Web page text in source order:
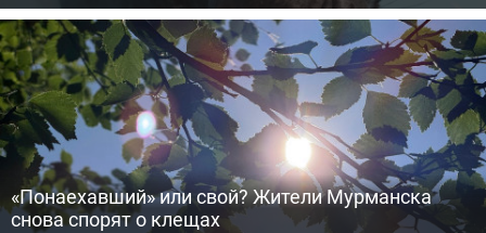
«Понаехавший» или свой? Жители Мурманска
снова спорят о клещах